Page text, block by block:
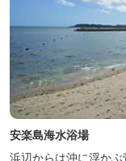
安楽島海水浴場
浜辺からは沖に浮か